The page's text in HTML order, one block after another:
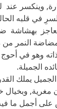
وينكسر
في قلبه
بهشاشة
النمر من
وهو في
الجميلة.
يملك
مغرية, وبخيال
على أجمل ما